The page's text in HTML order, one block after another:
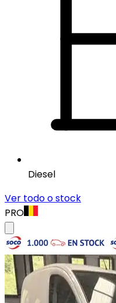
Diesel
Ver todo o stock
PRO